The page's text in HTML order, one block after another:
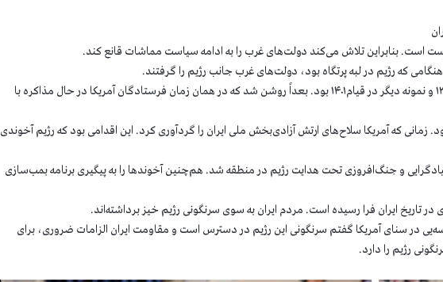
است. بنابراین تلاش می‌کند دولت‌های غرب را به ادامه سیاست مماشات قانع کند.
که رژیم در لبه پرتگاه بود، دولت‌های غرب جانب رژیم را گرفتند.
یک نمونه در قیام‌های سال ۱۳۸۸ و نمونه دیگر در قیام‌۱۴۰۱ بود. بعداً روشن شد که در همان زمان فرستادگان آمریکا در حال مذاکره با
مهم دیگر در سال۱۳۸۱ بود. زمانی که آمریکا سلاح‌های ارتش آزادی‌بخش ملی ایران را گردآوری کرد. این اقدامی بود که رژیم آخوندی
و جنگ‌افروزی تحت هدایت رژیم در منطقه شد. هم‌چنین آخوندها را به پیگیری برنامه بمب‌سازی
در تاریخ ایران فرا رسیده است. مردم ایران به سوی سرنگونی رژیم خیز برداشته‌اند.
۲۱آذر، در جلسه‌یی در سنای آمریکا گفتم سرنگونی این رژیم در دسترس است و مقاومت ایران الزامات ضروری، برای
رژیم را دارد.